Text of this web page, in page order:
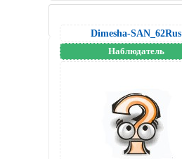
Dimesha-SAN_62Rus
Наблюдатель